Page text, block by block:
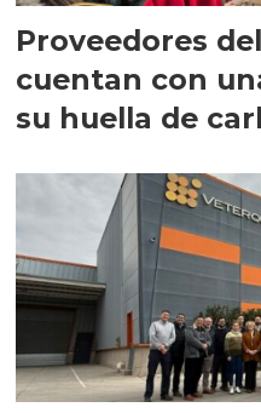
Proveedores
cuentan con
su huella de